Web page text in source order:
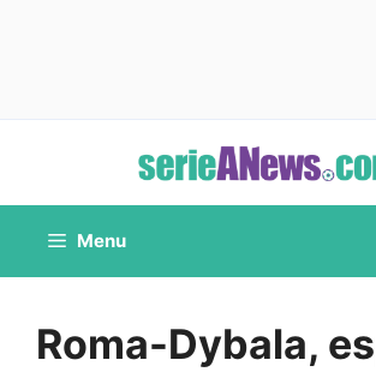
contenuto
Menu
Roma-Dybala,